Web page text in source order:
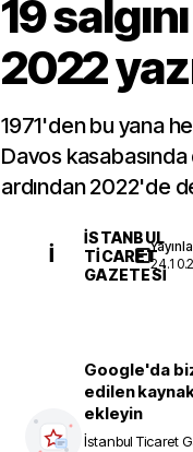
19
2022
1971'den bu yana
Davos
ardından 2022'de
İ
İSTANBUL
TICARET
GAZETESI
Google'da
edilen
ekleyin
İstanbul Ticaret